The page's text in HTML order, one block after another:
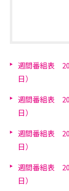
週間番組表
日）
週間番組表
日）
週間番組表
日）
週間番組表
日）